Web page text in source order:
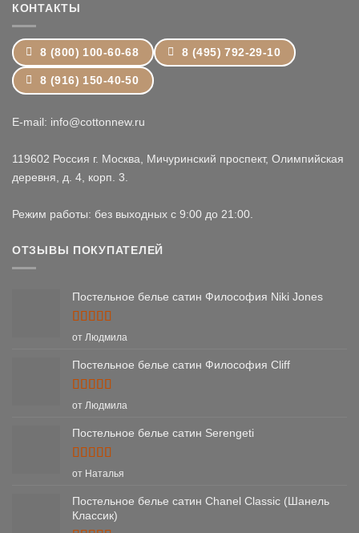
КОНТАКТЫ
8 (800) 100-60-68 8 (495) 792-29-10
8 (916) 150-40-50
E-mail: info@cottonnew.ru
119602 Россия г. Москва, Мичуринский проспект, Олимпийская
деревня, д. 4, корп. 3.
Режим работы: без выходных с 9:00 до 21:00.
ОТЗЫВЫ ПОКУПАТЕЛЕЙ
Постельное белье сатин Философия Niki Jones
Оценка5
от Людмила
Постельное белье сатин Философия Cliff
Оценка5
от Людмила
Постельное белье сатин Serengeti
Оценка5
от Наталья
Постельное белье сатин Chanel Classic (Шанель
Классик)